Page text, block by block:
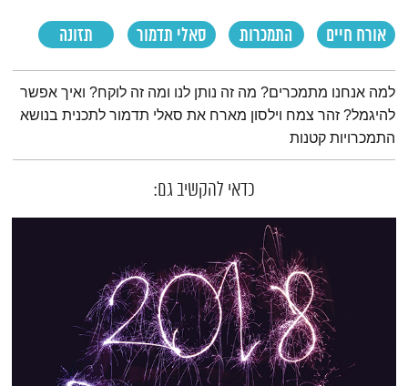
אורח חיים התמכרות סאלי תדמור תזונה
תמצית הפודקאסט
למה אנחנו מתמכרים? מה זה נותן לנו ומה זה לוקח? ואיך אפשר
להיגמל? זהר צמח וילסון מארח את סאלי תדמור לתכנית בנושא
התמכרויות קטנות
כדאי להקשיב גם: